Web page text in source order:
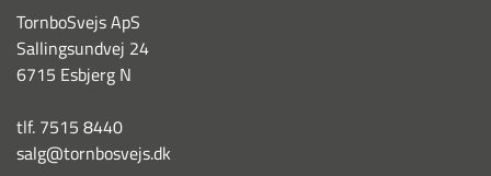
TornboSvejs ApS
Sallingsundvej 24
6715 Esbjerg N
tlf. 7515 8440
salg@tornbosvejs.dk